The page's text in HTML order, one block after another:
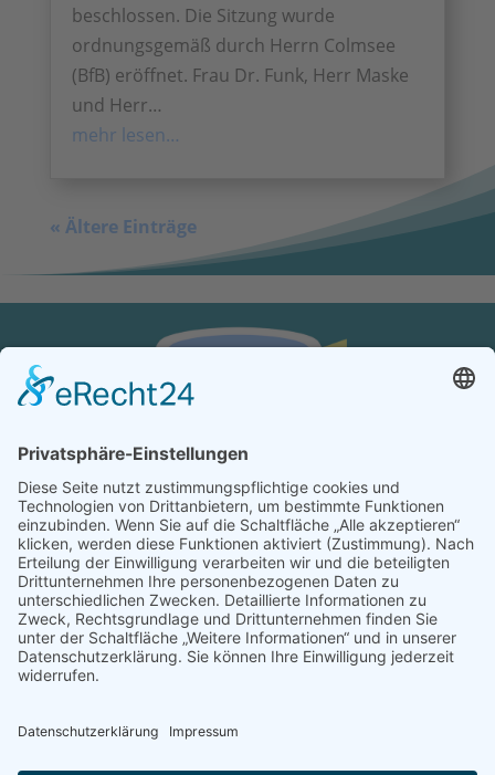
beschlossen. Die Sitzung wurde
ordnungsgemäß durch Herrn Colmsee
(BfB) eröffnet. Frau Dr. Funk, Herr Maske
und Herr…
mehr lesen…
« Ältere Einträge
Verein von aus der MITTE e.V.
Schreiben Sie uns:
redaktion@ausdermitte-binz.de
Folgen Sie uns: